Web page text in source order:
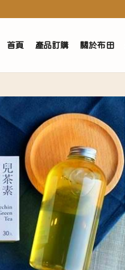
首頁 產品訂購 關於布田